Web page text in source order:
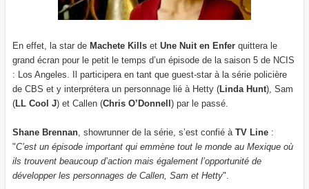
En effet, la star de Machete Killset Une Nuit en Enferquittera le
grand écran pour le petit le temps d’un épisode de la saison 5 de NCIS
: Los Angeles. Il participera en tant que guest-star à la série policière
de CBS et y interprétera un personnage lié à Hetty (Linda Hunt), Sam
(LL Cool J) et Callen (Chris O’Donnell ) par le passé.
Shane Brennan, showrunner de la série, s’est confié à TV Line:
"C’est un épisode important qui emmène tout le monde au Mexique où
ils trouvent beaucoup d’action mais également l’opportunité de
développer les personnages de Callen, Sam et Hetty".